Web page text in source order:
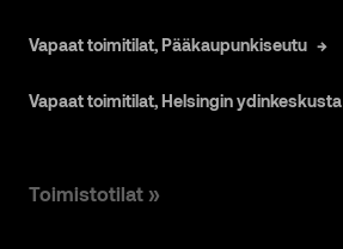
Vapaat toimitilat, Pääkaupunkiseutu
Vapaat toimitilat, Helsingin ydinkeskusta
Toimistotilat »